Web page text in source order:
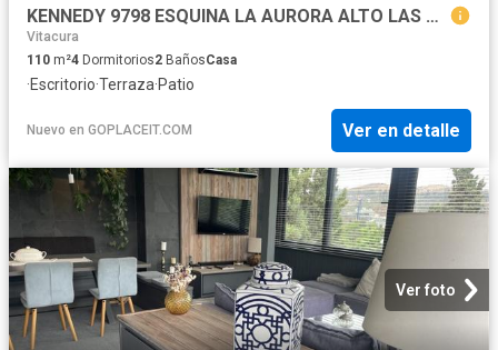
KENNEDY 9798 ESQUINA LA AURORA ALTO LAS CONDES/PLENO KENNEDY FRENTE MALL ALTO LAS CONDES AREA DESING, Vitacura
Vitacura
110 m²4 Dormitorios2 BañosCasa
·Escritorio·Terraza·Patio
Nuevo en GOPLACEIT.COM Ver en detalle
Ver foto